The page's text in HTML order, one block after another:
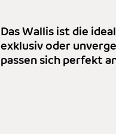
Das Wallis ist die
exklusiv oder
passen sich perfekt